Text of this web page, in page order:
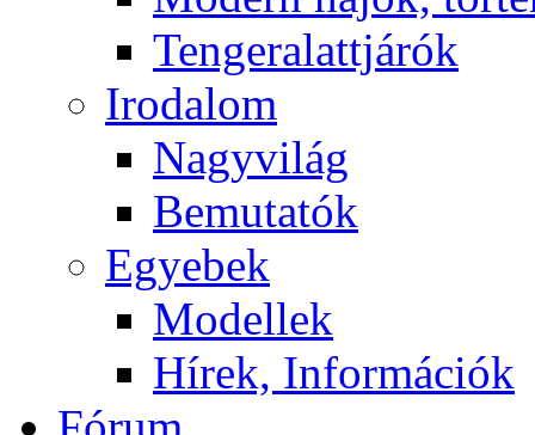
Tengeralattjárók
Irodalom
Nagyvilág
Bemutatók
Egyebek
Modellek
Hírek, Információk